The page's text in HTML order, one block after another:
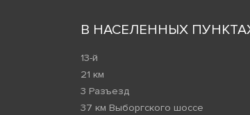
В НАСЕЛЕННЫХ
13-й
21 км
3 Разъезд
37 км Выборгского шоссе